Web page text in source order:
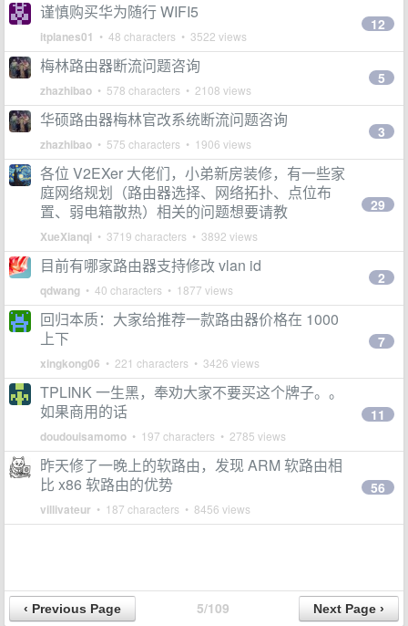
谨慎购买华为随行 WIFI5
itplanes01 • 48 characters • 3522 views
12
梅林路由器断流问题咨询
zhazhibao • 578 characters • 2108 views
5
华硕路由器梅林官改系统断流问题咨询
zhazhibao • 575 characters • 1906 views
3
各位 V2EXer 大佬们，小弟新房装修，有一些家
庭网络规划（路由器选择、网络拓扑、点位布
置、弱电箱散热）相关的问题想要请教
XueXianqi • 3719 characters • 3892 views
29
目前有哪家路由器支持修改 vlan id
qdwang • 40 characters • 1877 views
2
回归本质：大家给推荐一款路由器价格在 1000
上下
xingkong06 • 221 characters • 3426 views
7
TPLINK 一生黑，奉劝大家不要买这个牌子。。
如果商用的话
doudouisamomo • 197 characters • 2785 views
11
昨天修了一晚上的软路由，发现 ARM 软路由相
比 x86 软路由的优势
villivateur • 187 characters • 8456 views
56
5/109